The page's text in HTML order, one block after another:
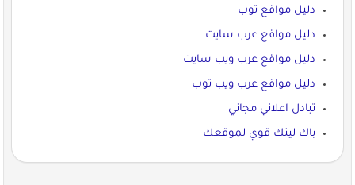
دليل مواقع توب
دليل مواقع عرب سايت
دليل مواقع عرب ويب سايت
دليل مواقع عرب ويب توب
تبادل اعلاني مجاني
باك لينك قوي لموقعك